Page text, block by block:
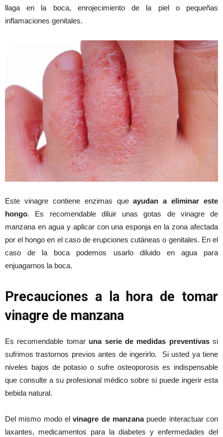
llaga en la boca, enrojecimiento de la piel o pequeñas
inflamaciones genitales.
Este vinagre contiene enzimas queayudan a eliminar este
hongo. Es recomendable diluir unas gotas de vinagre de
manzana en agua y aplicar con una esponja en la zona afectada
por el hongo en el caso de erupciones cutáneas o genitales. En el
caso de la boca podemos usarlo diluido en agua para
enjuagarnos la boca.
Precauciones a la hora de tomar
vinagre de manzana
Es recomendable tomar una serie de medidas preventivassi
sufrimos trastornos previos antes de ingerirlo. Si usted ya tiene
niveles bajos de potasio o sufre osteoporosis es indispensable
que consulte a su profesional médico sobre si puede ingerir esta
bebida natural.
Del mismo modo elvinagre de manzanapuede interactuar con
laxantes, medicamentos para la diabetes y enfermedades del